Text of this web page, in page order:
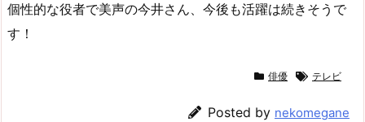
個性的な役者で美声の今井さん、今後も活躍は続きそうで
す！
俳優 テレビ
Posted by nekomegane